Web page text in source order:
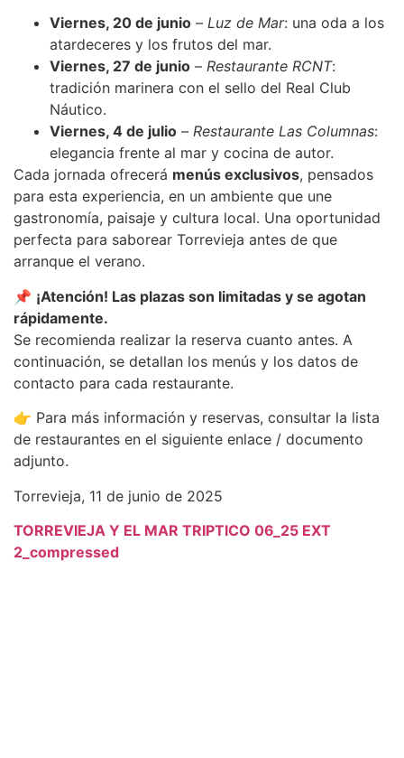
Viernes, 20 de junio – Luz de Mar: una oda a los
atardeceres y los frutos del mar.
Viernes, 27 de junio – Restaurante RCNT:
tradición marinera con el sello del Real Club
Náutico.
Viernes, 4 de julio – Restaurante Las Columnas:
elegancia frente al mar y cocina de autor.
Cada jornada ofrecerá menús exclusivos, pensados
para esta experiencia, en un ambiente que une
gastronomía, paisaje y cultura local. Una oportunidad
perfecta para saborear Torrevieja antes de que
arranque el verano.
📌 ¡Atención! Las plazas son limitadas y se agotan
rápidamente.
Se recomienda realizar la reserva cuanto antes. A
continuación, se detallan los menús y los datos de
contacto para cada restaurante.
👉 Para más información y reservas, consultar la lista
de restaurantes en el siguiente enlace / documento
adjunto.
Torrevieja, 11 de junio de 2025
TORREVIEJA Y EL MAR TRIPTICO 06_25 EXT
2_compressed